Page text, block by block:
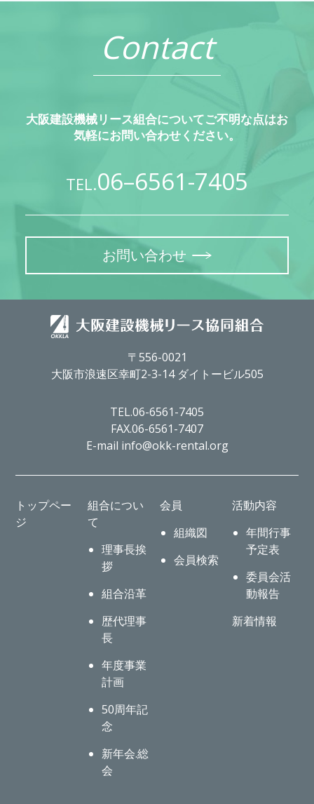
Contact
大阪建設機械リース組合についてご不明な点はお
気軽にお問い合わせください。
TEL.06–6561-7405
お問い合わせ
〒556-0021
大阪市浪速区幸町2-3-14 ダイトービル505
TEL.06-6561-7405
FAX.06-6561-7407
E-mail info@okk-rental.org
トップペー
ジ
組合につい
て
理事長挨
拶
組合沿革
歴代理事
長
年度事業
計画
50周年記
念
新年会.総
会
会員
組織図
会員検索
活動内容
年間行事
予定表
委員会活
動報告
新着情報